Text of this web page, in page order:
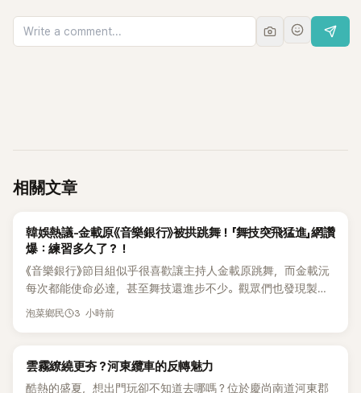
相關文章
熱議討論
韓娛熱議-金載原《音樂銀行》被拱跳舞！「舞技突飛猛進」網讚
爆：練習多久了？！
《音樂銀行》節目組似乎很喜歡讓主持人金載原跳舞，而金載沅
每次都能使命必達，甚至舞技還進步不少。觀眾們也發現製作
單位對此樂此不疲。
泡菜鄉民 3 小時前
K-TRAVEL
雲霧繚繞更夯？河東纜車的反轉魅力
酷熱的盛夏，想出門玩卻不知道去哪嗎？位於慶尚南道河東郡